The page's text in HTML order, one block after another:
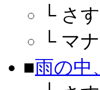
└ さ
└ マ
■雨の中